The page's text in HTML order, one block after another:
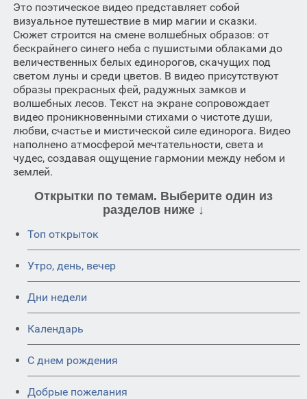
Это поэтическое видео представляет собой
визуальное путешествие в мир магии и сказки.
Сюжет строится на смене волшебных образов: от
бескрайнего синего неба с пушистыми облаками до
величественных белых единорогов, скачущих под
светом луны и среди цветов. В видео присутствуют
образы прекрасных фей, радужных замков и
волшебных лесов. Текст на экране сопровождает
видео проникновенными стихами о чистоте души,
любви, счастье и мистической силе единорога. Видео
наполнено атмосферой мечтательности, света и
чудес, создавая ощущение гармонии между небом и
землей.
Открытки по темам. Выберите один из
разделов ниже ↓
Топ открыток
Утро, день, вечер
Дни недели
Календарь
C днем рождения
Добрые пожелания